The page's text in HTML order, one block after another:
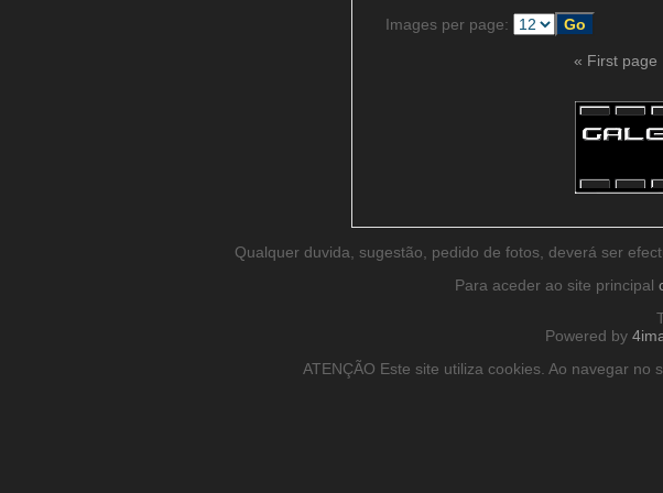
Images per page:
« First page
Qualquer duvida, sugestão, pedido de fotos, deverá ser
Para aceder ao site principal
Powered by
ATENÇÃO Este site utiliza cookies. Ao navegar no